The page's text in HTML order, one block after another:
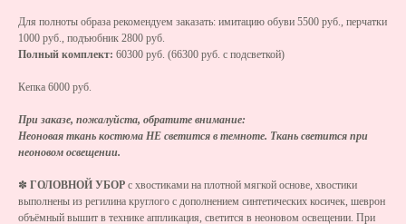
Для полноты образа рекомендуем заказать: имитацию обуви 5500 руб., перчатки
1000 руб., подъюбник 2800 руб.
Полный комплект: 60300 руб. (66300 руб. с подсветкой)
Кепка 6000 руб.
При заказе, пожалуйста, обратите внимание:
Неоновая ткань костюма НЕ светится в темноте. Ткань светится при
неоновом освещении.
✽ ГОЛОВНОЙ УБОР с хвостиками на плотной мягкой основе, хвостики
выполнены из регилина круглого с дополнением синтетических косичек, шеврон
объёмный вышит в технике аппликация, светится в неоновом освещении. При